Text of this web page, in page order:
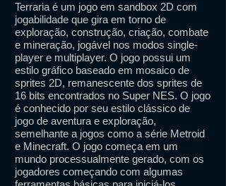
Terraria é um jogo em sandbox 2D com
jogabilidade que gira em torno de
exploração, construção, criação, combate
e mineração, jogável nos modos single-
player e multiplayer. O jogo possui um
estilo gráfico baseado em mosaico de
sprites 2D, remanescente dos sprites de
16 bits encontrados no Super NES. O jogo
é conhecido por seu estilo clássico de
jogo de aventura e exploração,
semelhante a jogos como a série Metroid
e Minecraft. O jogo começa em um
mundo processualmente gerado, com os
jogadores começando com algumas